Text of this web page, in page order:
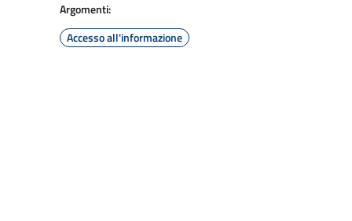
Argomenti:
Accesso all'informazione